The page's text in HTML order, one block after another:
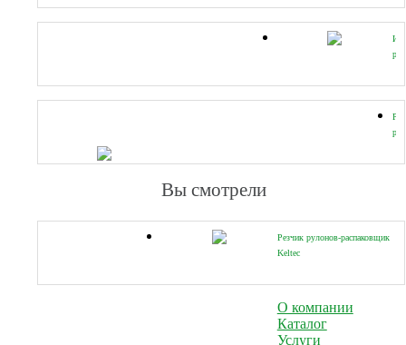
и
Вы смотрели
Резчик рулонов-распаковщик
Keltec
О компании
Каталог
Услуги